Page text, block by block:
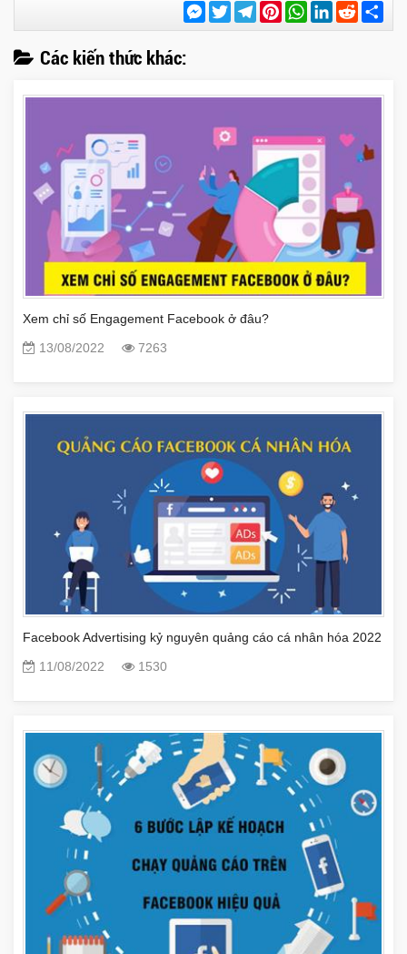
Messenger
TwitterTelegramPinterestWhatsApp
LinkedInReddit
Các kiến thức khác:
Xem chỉ số Engagement Facebook ở đâu?
13/08/2022
7263
Facebook Advertising kỷ nguyên quảng cáo cá nhân hóa 2022
11/08/2022
1530